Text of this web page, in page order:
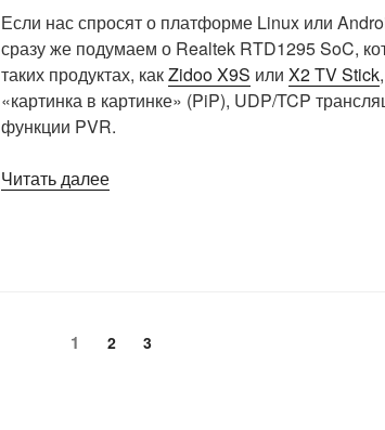
исходным
кодом»
Если нас спросят о платформе Linux или
сразу же подумаем о Realtek RTD1295 SoC,
таких продуктах, какZidoo X9S или X2 TV Stick
«картинка в картинке» (PiP), UDP/TCP
функции PVR.
Читать далее«RK628D
видеовыходы
Страница
1 Страница
2 Страница
3